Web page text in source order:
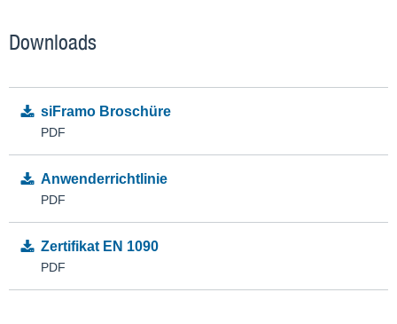
Downloads
siFramo Broschüre
PDF
Anwenderrichtlinie
PDF
Zertifikat EN 1090
PDF